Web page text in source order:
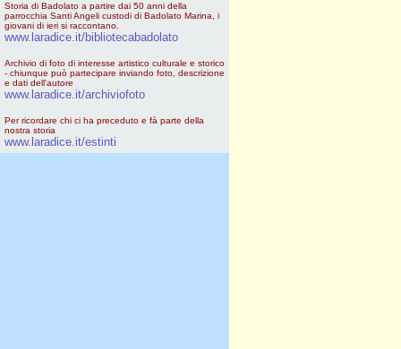
Storia di Badolato a partire dai 50 anni della
parrocchia Santi Angeli custodi di Badolato Marina, i
giovani di ieri si raccontano.
www.laradice.it/bibliotecabadolato
Archivio di foto di interesse artistico culturale e storico
- chiunque può partecipare inviando foto, descrizione
e dati dell'autore
www.laradice.it/archiviofoto
Per ricordare chi ci ha preceduto e fà parte della
nostra storia
www.laradice.it/estinti